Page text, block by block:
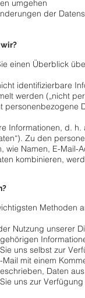
umgehen
der
einen Überblick
identifizierbare
werden („nicht
personenbezogene
Informationen, d.
Zu den
wie Namen, E-Mail-
kombinieren,
Methoden
Nutzung unserer
uns selbst zur
mit einem
Daten
uns zur